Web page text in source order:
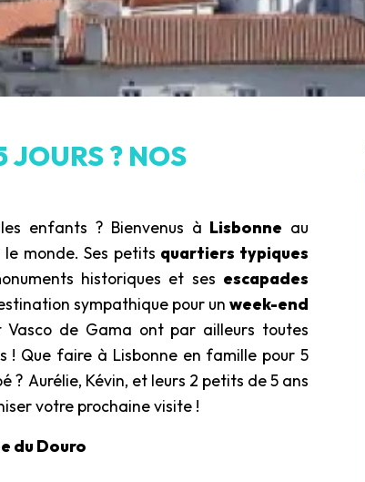
JOURS ? NOS
enfants ? Bienvenus à Lisbonne au
monde. Ses petits quartiers typiques
historiques et ses escapades
sympathique pour un week-end
de Gama ont par ailleurs toutes
! Que faire à Lisbonne en famille pour 5
? Aurélie, Kévin, et leurs 2 petits de 5 ans
votre prochaine visite !
du Douro